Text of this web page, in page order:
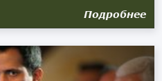
Подробнее